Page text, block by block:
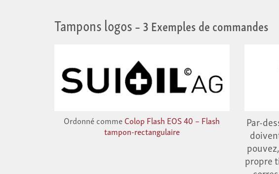
Tampons logos– 3 Exemples de commandes
Ordonné commeColop Flash EOS 40 – Flash
tampon-rectangulaire
Par-
propre